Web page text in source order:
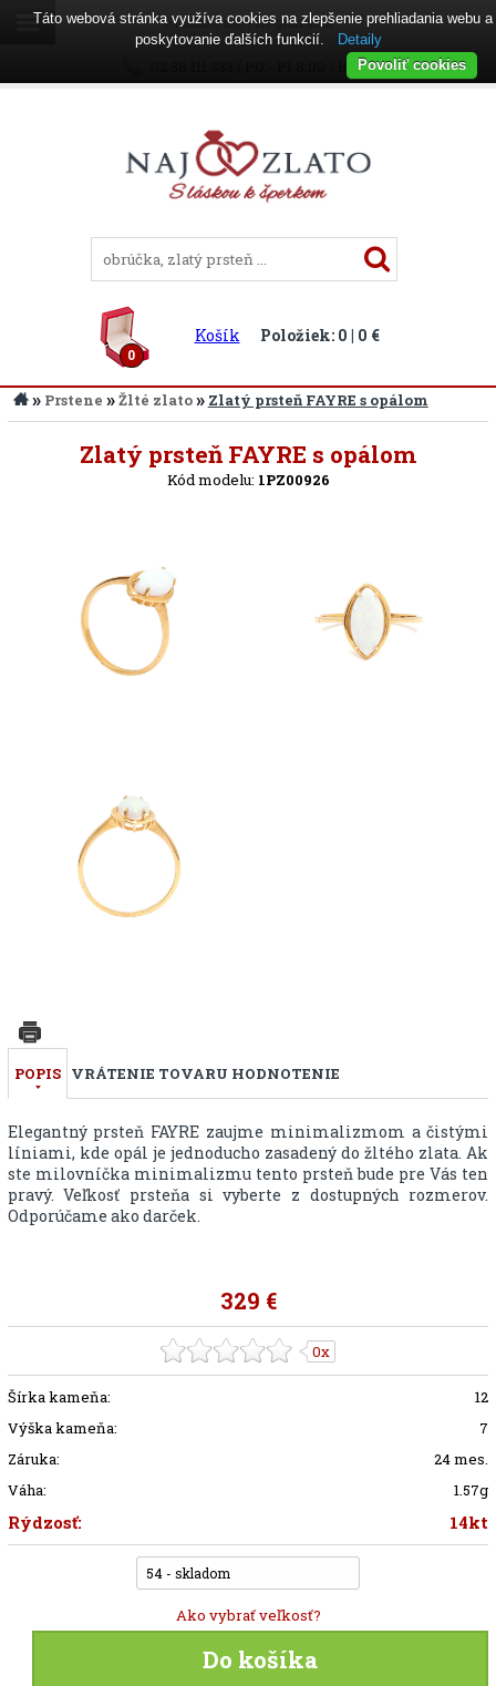
Prihlásenie|Registrácia
02 38 111 333 ( PO - PI 8:00 - 16:00 )
0
Košík Položiek: 0 | 0 €
» Prstene »Žlté zlato» Zlatý prsteň FAYRE s opálom
Zlatý prsteň FAYRE s opálom
Kód modelu: 1PZ00926
POPIS VRÁTENIE TOVARU HODNOTENIE
Elegantný prsteň FAYRE zaujme minimalizmom a čistými
líniami, kde opál je jednoducho zasadený do žltého zlata. Ak
ste milovníčka minimalizmu tento prsteň bude pre Vás ten
pravý. Veľkosť prsteňa si vyberte z dostupných rozmerov.
Odporúčame ako darček.
329 €
0x
Šírka kameňa:
12
Výška kameňa:
7
Záruka:
24 mes.
Váha:
1.57g
Rýdzosť: 14kt
54 - skladom
Ako vybrať veľkosť?
Do košíka
Táto webová stránka využíva cookies na zlepšenie prehliadania webu a
poskytovanie ďalších funkcií.
Detaily
Povoliť cookies